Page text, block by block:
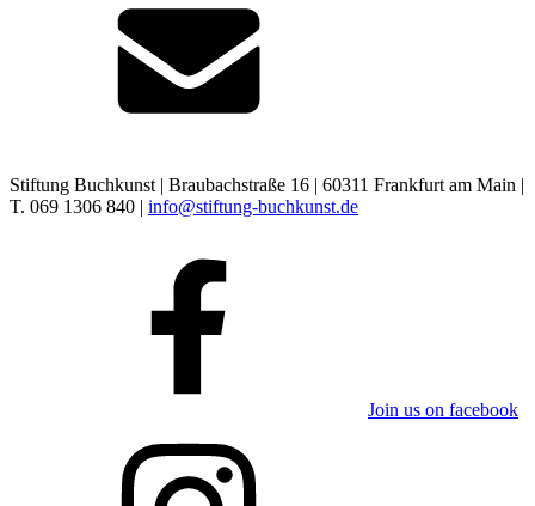
Stiftung Buchkunst | Braubachstraße 16 | 60311 Frankfurt am Main |
T. 069 1306 840 | info@stiftung-buchkunst.de
Join us on facebook